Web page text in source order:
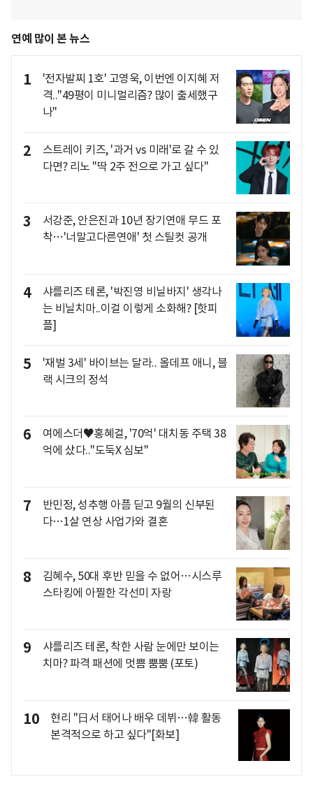
연예 많이 본 뉴스
1
'전자발찌 1호' 고영욱, 이번엔 이지혜 저
격.."49평이 미니멀리즘? 많이 출세했구
나"
2
스트레이 키즈, '과거 vs 미래'로 갈 수 있
다면? 리노 "딱 2주 전으로 가고 싶다"
3
서강준, 안은진과 10년 장기연애 무드 포
착…'너말고다른연애' 첫 스틸컷 공개
4
샤를리즈 테론, '박진영 비닐바지' 생각나
는 비닐치마..이걸 이렇게 소화해? [핫피
플]
5
'재벌 3세' 바이브는 달라.. 올데프 애니, 블
랙 시크의 정석
6
여에스더♥홍혜걸, '70억' 대치동 주택 38
억에 샀다.."도둑X 심보"
7
반민정, 성추행 아픔 딛고 9월의 신부된
다…1살 연상 사업가와 결혼
8
김혜수, 50대 후반 믿을 수 없어…시스루
스타킹에 아찔한 각선미 자랑
9
샤를리즈 테론, 착한 사람 눈에만 보이는
치마? 파격 패션에 멋쁨 뿜뿜 (포토)
10
현리 "日서 태어나 배우 데뷔…韓 활동
본격적으로 하고 싶다"[화보]